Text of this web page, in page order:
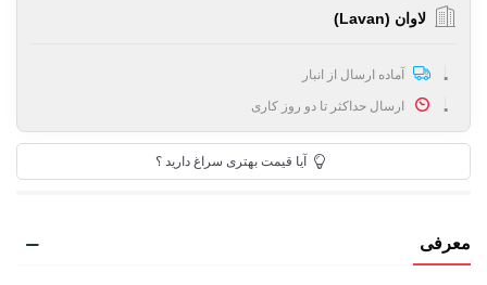
لاوان (Lavan)
آماده ارسال از انبار
ارسال حداکثر تا دو روز کاری
آیا قیمت بهتری سراغ دارید ؟
معرفی